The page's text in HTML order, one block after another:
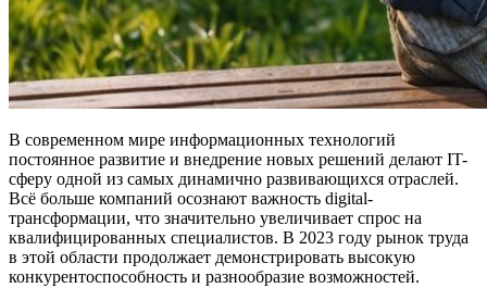
В современном мире информационных технологий
постоянное развитие и внедрение новых решений делают IT-
сферу одной из самых динамично развивающихся отраслей.
Всё больше компаний осознают важность digital-
трансформации, что значительно увеличивает спрос на
квалифицированных специалистов. В 2023 году рынок труда
в этой области продолжает демонстрировать высокую
конкурентоспособность и разнообразие возможностей.